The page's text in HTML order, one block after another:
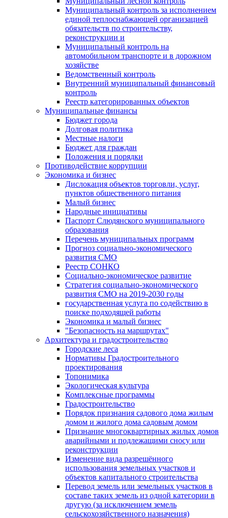
Муниципальный контроль за исполнением
единой теплоснабжающей организацией
обязательств по строительству,
реконструкции и
Муниципальный контроль на
автомобильном транспорте и в дорожном
хозяйстве
Ведомственный контроль
Внутренний муниципальный финансовый
контроль
Реестр категорированных объектов
Муниципальные финансы
Бюджет города
Долговая политика
Местные налоги
Бюджет для граждан
Положения и порядки
Противодействие коррупции
Экономика и бизнес
Дислокация объектов торговли, услуг,
пунктов общественного питания
Малый бизнес
Народные инициативы
Паспорт Слюдянского муниципального
образования
Перечень муниципальных программ
Прогноз социально-экономического
развития СМО
Реестр СОНКО
Социально-экономическое развитие
Стратегия социально-экономического
развития СМО на 2019-2030 годы
государственная услуга по содействию в
поиске подходящей работы
Экономика и малый бизнес
"Безопасность на маршрутах"
Архитектура и градостроительство
Городские леса
Нормативы Градостроительного
проектирования
Топонимика
Экологическая культура
Комплексные программы
Градостроительство
Порядок признания садового дома жилым
домом и жилого дома садовым домом
Признание многоквартирных жилых домов
аварийными и подлежащими сносу или
реконструкции
Изменение вида разрешённого
использования земельных участков и
объектов капитального строительства
Перевод земель или земельных участков в
составе таких земель из одной категории в
другую (за исключением земель
сельскохозяйственного назначения)